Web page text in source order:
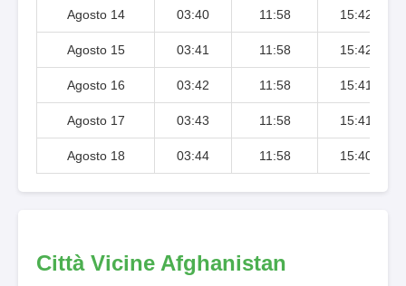
Agosto 14 03:40 11:58 15:42
Agosto 15 03:41 11:58 15:42
Agosto 16 03:42 11:58 15:41
Agosto 17 03:43 11:58 15:41
Agosto 18 03:44 11:58 15:40
Città Vicine Afghanistan